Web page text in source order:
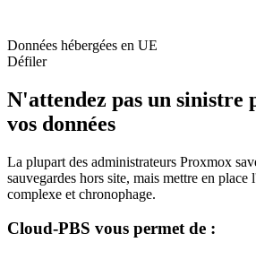
Données hébergées en UE
Défiler
N'attendez pas un sinistre
vos données
La plupart des administrateurs Proxmox
sauvegardes hors site, mais mettre en
complexe et chronophage.
Cloud-PBS vous permet de :